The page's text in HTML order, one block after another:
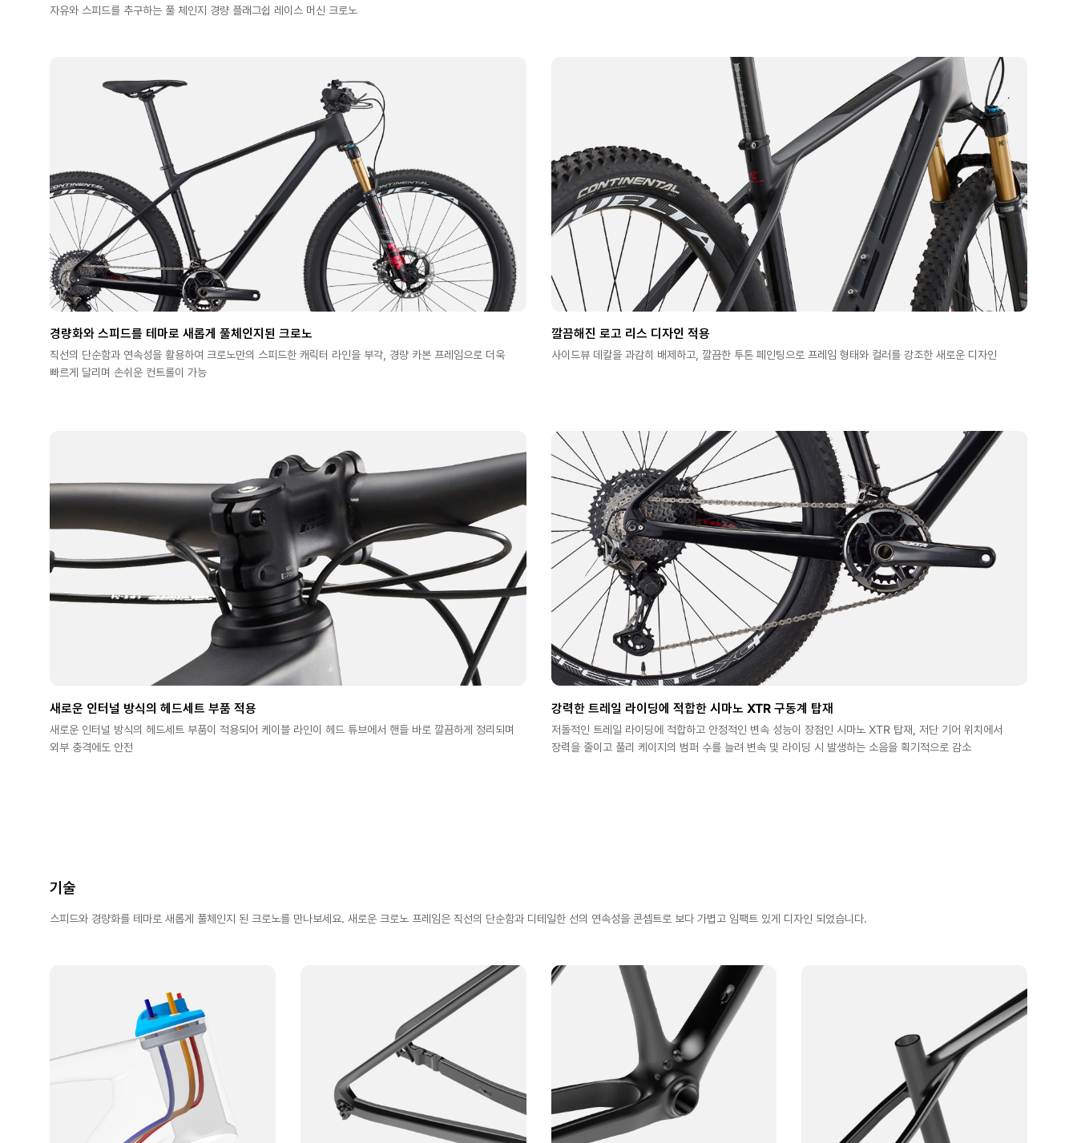
자유와 스피드를 추구하는 풀 체인지 경량 플래그쉽 레이스 머신 크로노
경량화와 스피드를 테마로 새롭게 풀체인지된 크로노
직선의 단순함과 연속성을 활용하여 크로노만의 스피드한 캐릭터 라인을 부각, 경량 카본 프레임으로 더욱
빠르게 달리며 손쉬운 컨트롤이 가능
깔끔해진 로고 리스 디자인 적용
사이드뷰 데칼을 과감히 배제하고, 깔끔한 투톤 페인팅으로 프레임 형태와 컬러를 강조한 새로운 디자인
새로운 인터널 방식의 헤드세트 부품 적용
새로운 인터널 방식의 헤드세트 부품이 적용되어 케이블 라인이 헤드 튜브에서 핸들 바로 깔끔하게 정리되며
외부 충격에도 안전
강력한 트레일 라이딩에 적합한 시마노 XTR 구동계 탑재
저돌적인 트레일 라이딩에 적합하고 안정적인 변속 성능이 장점인 시마노 XTR 탑재, 저단 기어 위치에서
장력을 줄이고 풀리 케이지의 범퍼 수를 늘려 변속 및 라이딩 시 발생하는 소음을 획기적으로 감소
기술
스피드와 경량화를 테마로 새롭게 풀체인지 된 크로노를 만나보세요. 새로운 크로노 프레임은 직선의 단순함과 디테일한 선의 연속성을 콘셉트로 보다 가볍고 임팩트 있게 디자인 되었습니다.